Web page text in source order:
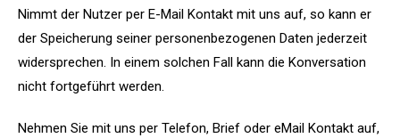
Nimmt der Nutzer per E-Mail Kontakt mit uns auf, so kann er
der Speicherung seiner personenbezogenen Daten jederzeit
widersprechen. In einem solchen Fall kann die Konversation
nicht fortgeführt werden.
Nehmen Sie mit uns per Telefon, Brief oder eMail Kontakt auf,